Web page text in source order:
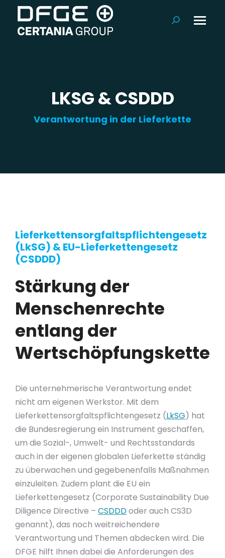
Suchen:
LKSG & CSDDD
Verantwortung in der Lieferkette
Lieferkettensorgfaltspflichtengesetz
(LkSG) & EU-Lieferkettengesetz
(CSDDD)
Stärkung der
Menschenrechte
entlang der
Wertschöpfungskette
Die unternehmerische Verantwortung endet
nicht am eigenen Werkstor. Mit dem
Lieferkettensorgfaltspflichtengesetz (LkSG) hat
die Bundesregierung ein Instrument geschaffen,
um die Sozial-, Umwelt- und Rechtsstandards
auch in der eigenen globalen Lieferkette ständig
zu überwachen und gegebenenfalls Maßnahmen
einzuleiten. Zudem plant die EU ein
Lieferkettengesetz (Corporate Sustainability Due
Diligence Directive – CSDDDoder auch CS3D
genannt), das noch weitreichendere
Verantwortung und Themen abdecken wird. Die
DFGE hilft Ihnen dabei die Anforderungen des